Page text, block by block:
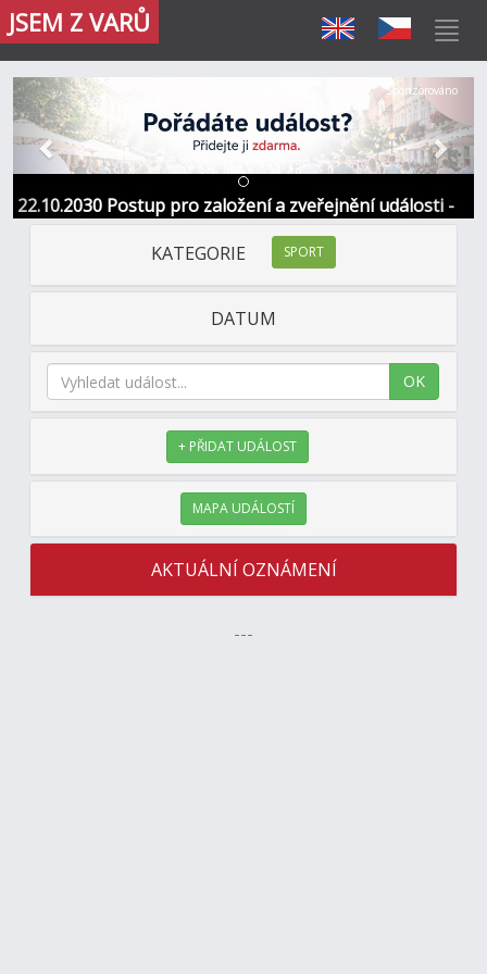
JSEM Z VARŮ
22.10.2030 Postup pro založení a zveřejnění události -
Informace / kontakt
Předchozí Další
Sponzorováno
KATEGORIE SPORT
DATUM
OK
+ PŘIDAT UDÁLOST
MAPA UDÁLOSTÍ
AKTUÁLNÍ OZNÁMENÍ
---